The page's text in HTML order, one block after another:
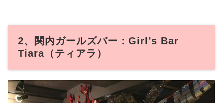
2、関内ガールズバー：Girl’s Bar
Tiara（ティアラ）